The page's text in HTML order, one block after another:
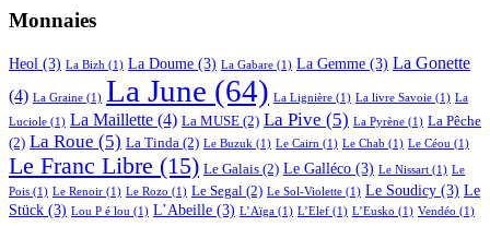
Monnaies
Heol (3) La Bizh (1) La Doume (3) La Gabare (1) La Gemme (3) La Gonette
(4) La Graine (1) La June (64) La Lignière (1) La livre Savoie (1) La
Luciole (1) La Maillette (4) La MUSE (2) La Pive (5) La Pyrène (1) La Pêche
(2) La Roue (5) La Tinda (2) Le Buzuk (1) Le Cairn (1) Le Chab (1) Le Céou (1)
Le Franc Libre (15) Le Galais (2) Le Galléco (3) Le Nissart (1) Le
Pois (1) Le Renoir (1) Le Rozo (1) Le Segal (2) Le Sol-Violette (1) Le Soudicy (3) Le
Stück (3) Lou P é lou (1) L’Abeille (3) L’Aïga (1) L’Elef (1) L’Eusko (1) Vendéo (1)